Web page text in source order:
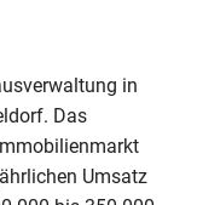
in
Das
Umsatz